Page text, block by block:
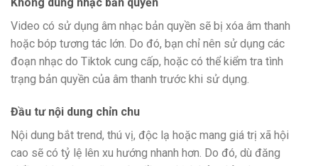
Video có sử dụng âm nhạc bản quyền sẽ bị xóa âm thanh
hoặc bóp tương tác lớn. Do đó, bạn chỉ nên sử dụng các
đoạn nhạc do Tiktok cung cấp, hoặc có thể kiểm tra tình
trạng bản quyền của âm thanh trước khi sử dụng.
Đầu tư nội dung chỉn chu
Nội dung bắt trend, thú vị, độc lạ hoặc mang giá trị xã hội
cao sẽ có tỷ lệ lên xu hướng nhanh hơn. Do đó, dù đăng